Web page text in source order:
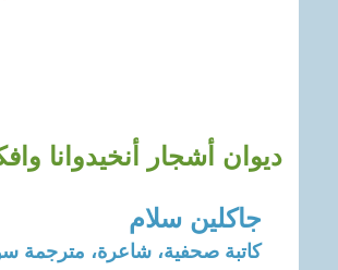
ديوان أشجار أنخيدوانا
جاكلين سلام
كاتبة صحفية، شاعرة، مترجمة